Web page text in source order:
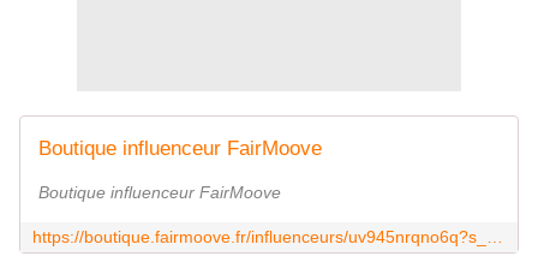
Boutique influenceur FairMoove
Boutique influenceur FairMoove